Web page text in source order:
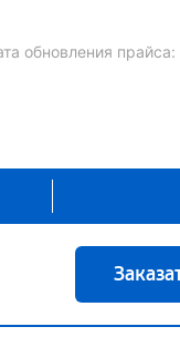
обновления прайса: